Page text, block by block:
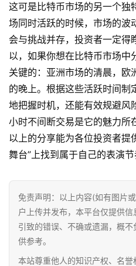
首
页
行
这可是比特币市场的另一个独
场同时活跃的时候，市场的波
会与挑战并存，投资者一定得
以，如果你想在比特币市场中
关键的：亚洲市场的清晨，欧
的晚上。根据这些活跃时间制
地把握时机，还能有效规避
小时不间断交易是它的魅力所
以上的分享能为各位投资者提
舞台”上找到属于自己的表演节
免责声明：以上内容(如有图片
户上传并发布，本平台仅提供
引致的错误、不确或遗漏，概
供参考。
本站尊重他人的知识产权、名